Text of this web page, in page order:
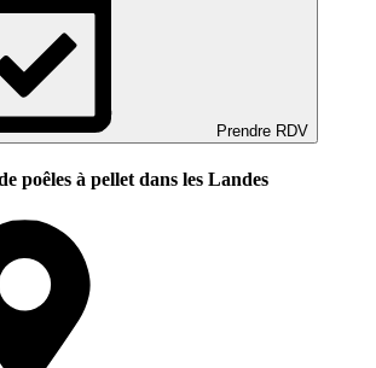
Prendre RDV
poêles à pellet dans les Landes